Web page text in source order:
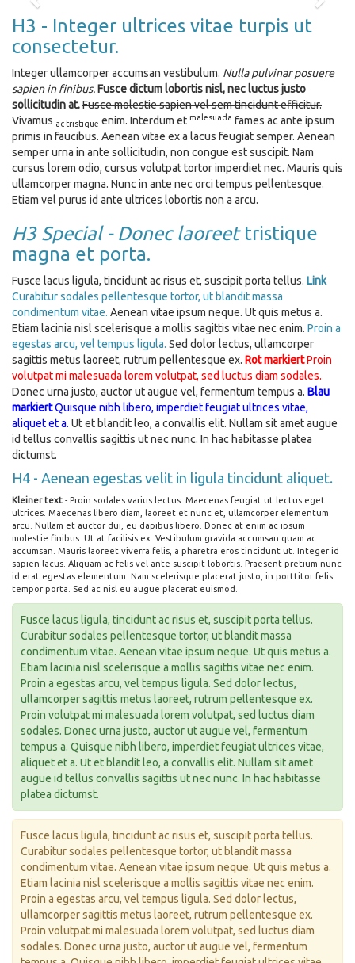
Previous Next
H3 - Integer ultrices vitae turpis ut
consectetur.
Integer ullamcorper accumsan vestibulum. Nulla pulvinar posuere
sapien in finibus.Fusce dictum lobortis nisl, nec luctus justo
sollicitudin at.Fusce molestie sapien vel sem tincidunt efficitur.
Vivamus ac tristique enim. Interdum et malesuada fames ac ante ipsum
primis in faucibus. Aenean vitae ex a lacus feugiat semper. Aenean
semper urna in ante sollicitudin, non congue est suscipit. Nam
cursus lorem odio, cursus volutpat tortor imperdiet nec. Mauris quis
ullamcorper magna. Nunc in ante nec orci tempus pellentesque.
Etiam vel purus id ante ultrices lobortis non a arcu.
H3 Special - Donec laoreettristique
magna et porta.
Fusce lacus ligula, tincidunt ac risus et, suscipit porta tellus. Link
Curabitur sodales pellentesque tortor, ut blandit massa
condimentum vitae. Aenean vitae ipsum neque. Ut quis metus a.
Etiam lacinia nisl scelerisque a mollis sagittis vitae nec enim. Proin a
egestas arcu, vel tempus ligula. Sed dolor lectus, ullamcorper
sagittis metus laoreet, rutrum pellentesque ex. Rot markiertProin
volutpat mi malesuada lorem volutpat, sed luctus diam sodales.
Donec urna justo, auctor ut augue vel, fermentum tempus a. Blau
markiertQuisque nibh libero, imperdiet feugiat ultrices vitae,
aliquet eta. Ut et blandit leo, a convallis elit. Nullam sit amet augue
id tellus convallis sagittis ut nec nunc. In hac habitasse platea
dictumst.
H4 - Aenean egestas velit in ligula tincidunt aliquet.
Kleiner text - Proin sodales varius lectus. Maecenas feugiat ut lectus eget
ultrices. Maecenas libero diam, laoreet et nunc et, ullamcorper elementum
arcu. Nullam et auctor dui, eu dapibus libero. Donec at enim ac ipsum
molestie finibus. Ut at facilisis ex. Vestibulum gravida accumsan quam ac
accumsan. Mauris laoreet viverra felis, a pharetra eros tincidunt ut. Integer id
sapien lacus. Aliquam ac felis vel ante suscipit lobortis. Praesent pretium nunc
id erat egestas elementum. Nam scelerisque placerat justo, in porttitor felis
tempor porta. Sed ac nisl eu augue placerat euismod.
Fusce lacus ligula, tincidunt ac risus et, suscipit porta tellus.
Curabitur sodales pellentesque tortor, ut blandit massa
condimentum vitae. Aenean vitae ipsum neque. Ut quis metus a.
Etiam lacinia nisl scelerisque a mollis sagittis vitae nec enim.
Proin a egestas arcu, vel tempus ligula. Sed dolor lectus,
ullamcorper sagittis metus laoreet, rutrum pellentesque ex.
Proin volutpat mi malesuada lorem volutpat, sed luctus diam
sodales. Donec urna justo, auctor ut augue vel, fermentum
tempus a. Quisque nibh libero, imperdiet feugiat ultrices vitae,
aliquet eta. Ut et blandit leo, a convallis elit. Nullam sit amet
augue id tellus convallis sagittis ut nec nunc. In hac habitasse
platea dictumst.
Fusce lacus ligula, tincidunt ac risus et, suscipit porta tellus.
Curabitur sodales pellentesque tortor, ut blandit massa
condimentum vitae. Aenean vitae ipsum neque. Ut quis metus a.
Etiam lacinia nisl scelerisque a mollis sagittis vitae nec enim.
Proin a egestas arcu, vel tempus ligula. Sed dolor lectus,
ullamcorper sagittis metus laoreet, rutrum pellentesque ex.
Proin volutpat mi malesuada lorem volutpat, sed luctus diam
sodales. Donec urna justo, auctor ut augue vel, fermentum